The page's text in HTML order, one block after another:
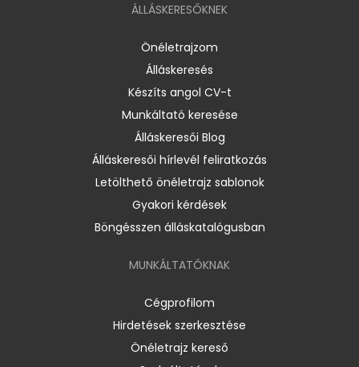
ÁLLÁSKERESŐKNEK
Önéletrajzom
Álláskeresés
Készíts angol CV-t
Munkáltató keresése
Álláskeresői Blog
Álláskeresői hírlevél feliratkozás
Letölthető önéletrajz sablonok
Gyakori kérdések
Böngésszen álláskatalógusban
MUNKÁLTATÓKNAK
Cégprofilom
Hirdetések szerkesztése
Önéletrajz kereső